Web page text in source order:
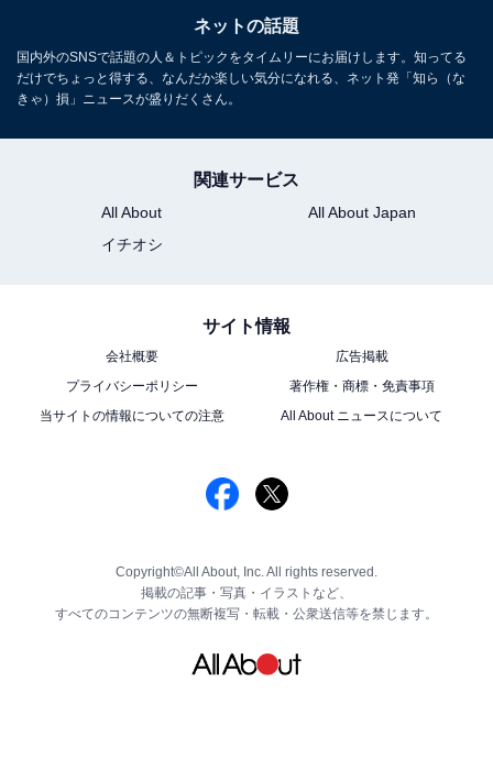
ネットの話題
国内外のSNSで話題の人＆トピックをタイムリーにお届けします。知ってる
だけでちょっと得する、なんだか楽しい気分になれる、ネット発「知ら（な
きゃ）損」ニュースが盛りだくさん。
関連サービス
All About
All About Japan
イチオシ
サイト情報
会社概要
広告掲載
プライバシーポリシー
著作権・商標・免責事項
当サイトの情報についての注意
All About ニュースについて
Copyright©All About, Inc. All rights reserved.
掲載の記事・写真・イラストなど、
すべてのコンテンツの無断複写・転載・公衆送信等を禁じます。